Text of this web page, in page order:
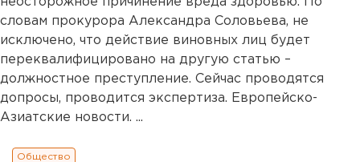
словам прокурора Александра Соловьева, не
исключено, что действие виновных лиц будет
переквалифицировано на другую статью –
должностное преступление. Сейчас проводятся
допросы, проводится экспертиза. Европейско-
Азиатские новости. ...
Общество